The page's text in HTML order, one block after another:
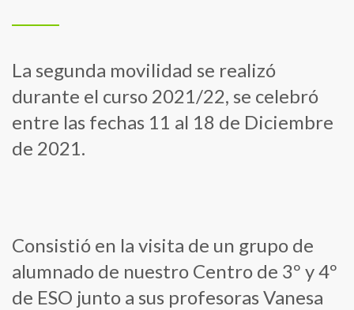
La segunda movilidad se realizó
durante el curso 2021/22, se celebró
entre las fechas 11 al 18 de Diciembre
de 2021.
Consistió en la visita de un grupo de
alumnado de nuestro Centro de 3º y 4º
de ESO junto a sus profesoras Vanesa